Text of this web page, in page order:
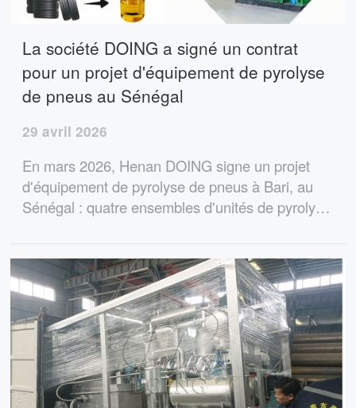
La société DOING a signé un contrat
pour un projet d'équipement de pyrolyse
de pneus au Sénégal
29 avril 2026
En mars 2026, Henan DOING signe un projet
d'équipement de pyrolyse de pneus à Bari, au
Sénégal : quatre ensembles d'unités de pyrolyse
fournissant une solution de production de
carburant alternative pour une aciérie.